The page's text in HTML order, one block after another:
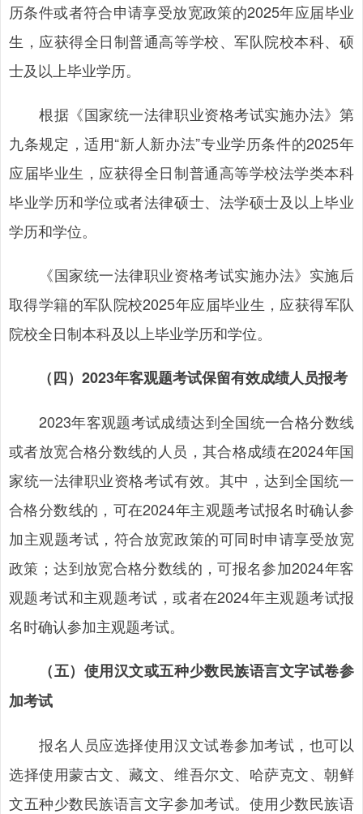
历条件或者符合申请享受放宽政策的2025年应届毕业
生，应获得全日制普通高等学校、军队院校本科、硕
士及以上毕业学历。
根据《国家统一法律职业资格考试实施办法》第
九条规定，适用“新人新办法”专业学历条件的2025年
应届毕业生，应获得全日制普通高等学校法学类本科
毕业学历和学位或者法律硕士、法学硕士及以上毕业
学历和学位。
《国家统一法律职业资格考试实施办法》实施后
取得学籍的军队院校2025年应届毕业生，应获得军队
院校全日制本科及以上毕业学历和学位。
（四）2023年客观题考试保留有效成绩人员报考
2023年客观题考试成绩达到全国统一合格分数线
或者放宽合格分数线的人员，其合格成绩在2024年国
家统一法律职业资格考试有效。其中，达到全国统一
合格分数线的，可在2024年主观题考试报名时确认参
加主观题考试，符合放宽政策的可同时申请享受放宽
政策；达到放宽合格分数线的，可报名参加2024年客
观题考试和主观题考试，或者在2024年主观题考试报
名时确认参加主观题考试。
（五）使用汉文或五种少数民族语言文字试卷参
加考试
报名人员应选择使用汉文试卷参加考试，也可以
选择使用蒙古文、藏文、维吾尔文、哈萨克文、朝鲜
文五种少数民族语言文字参加考试。使用少数民族语